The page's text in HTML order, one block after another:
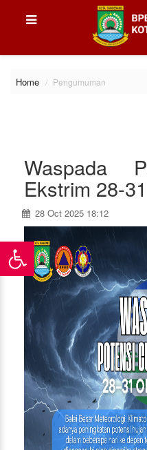
Home Pengumuman
Waspada
Ekstrim 28-
28 Oct 2025 18:12